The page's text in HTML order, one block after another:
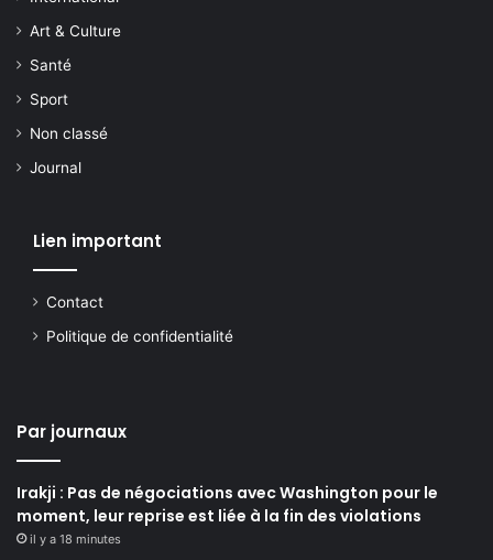
Art & Culture
Santé
Sport
Non classé
Journal
Lien important
Contact
Politique de confidentialité
Par journaux
Irakji : Pas de négociations avec Washington pour le
moment, leur reprise est liée à la fin des violations
il y a 18 minutes